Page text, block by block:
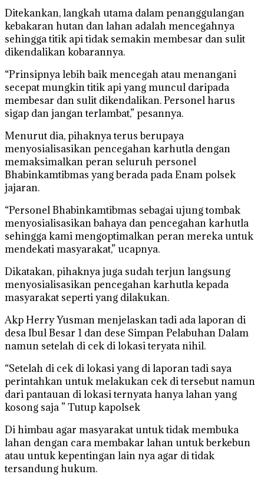
Ditekankan, langkah utama dalam penanggulangan
kebakaran hutan dan lahan adalah mencegahnya
sehingga titik api tidak semakin membesar dan sulit
dikendalikan kobarannya.
“Prinsipnya lebih baik mencegah atau menangani
secepat mungkin titik api yang muncul daripada
membesar dan sulit dikendalikan. Personel harus
sigap dan jangan terlambat,” pesannya.
Menurut dia, pihaknya terus berupaya
menyosialisasikan pencegahan karhutla dengan
memaksimalkan peran seluruh personel
Bhabinkamtibmas yang berada pada Enam polsek
jajaran.
“Personel Bhabinkamtibmas sebagai ujung tombak
menyosialisasikan bahaya dan pencegahan karhutla
sehingga kami mengoptimalkan peran mereka untuk
mendekati masyarakat,” ucapnya.
Dikatakan, pihaknya juga sudah terjun langsung
menyosialisasikan pencegahan karhutla kepada
masyarakat seperti yang dilakukan.
Akp Herry Yusman menjelaskan tadi ada laporan di
desa Ibul Besar 1 dan dese Simpan Pelabuhan Dalam
namun setelah di cek di lokasi teryata nihil.
“Setelah di cek di lokasi yang di laporan tadi saya
perintahkan untuk melakukan cek di tersebut namun
dari pantauan di lokasi ternyata hanya lahan yang
kosong saja ” Tutup kapolsek
Di himbau agar masyarakat untuk tidak membuka
lahan dengan cara membakar lahan untuk berkebun
atau untuk kepentingan lain nya agar di tidak
tersandung hukum.